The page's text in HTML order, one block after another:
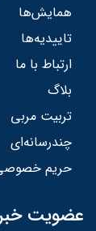
همایش‌ها
تاییدیه‌ها
ارتباط با ما
بلاگ
تربیت مربی
چندرسانه‌ای
حریم خصوصی
عضویت